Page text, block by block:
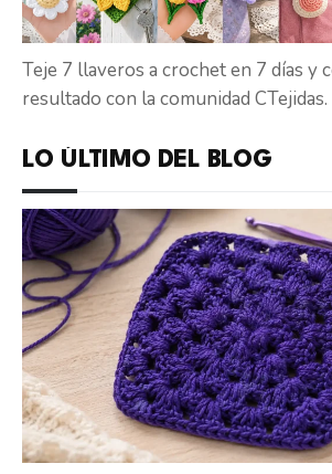
Teje 7 llaveros a crochet en 7 días y
resultado con la comunidad CTejidas.
LO ÚLTIMO DEL BLOG